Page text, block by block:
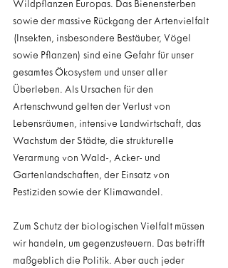
Wildpflanzen Europas. Das Bienensterben
sowie der massive Rückgang der Artenvielfalt
(Insekten, insbesondere Bestäuber, Vögel
sowie Pflanzen) sind eine Gefahr für unser
gesamtes Ökosystem und unser aller
Überleben. Als Ursachen für den
Artenschwund gelten der Verlust von
Lebensräumen, intensive Landwirtschaft, das
Wachstum der Städte, die strukturelle
Verarmung von Wald-, Acker- und
Gartenlandschaften, der Einsatz von
Pestiziden sowie der Klimawandel.
Zum Schutz der biologischen Vielfalt müssen
wir handeln, um gegenzusteuern. Das betrifft
maßgeblich die Politik. Aber auch jeder